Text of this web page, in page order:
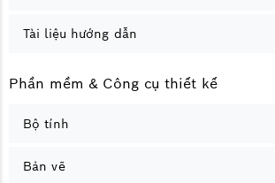
Tài liệu hướng dẫn
Phần mềm & Công cụ thiết kế
Bộ tính
Bản vẽ